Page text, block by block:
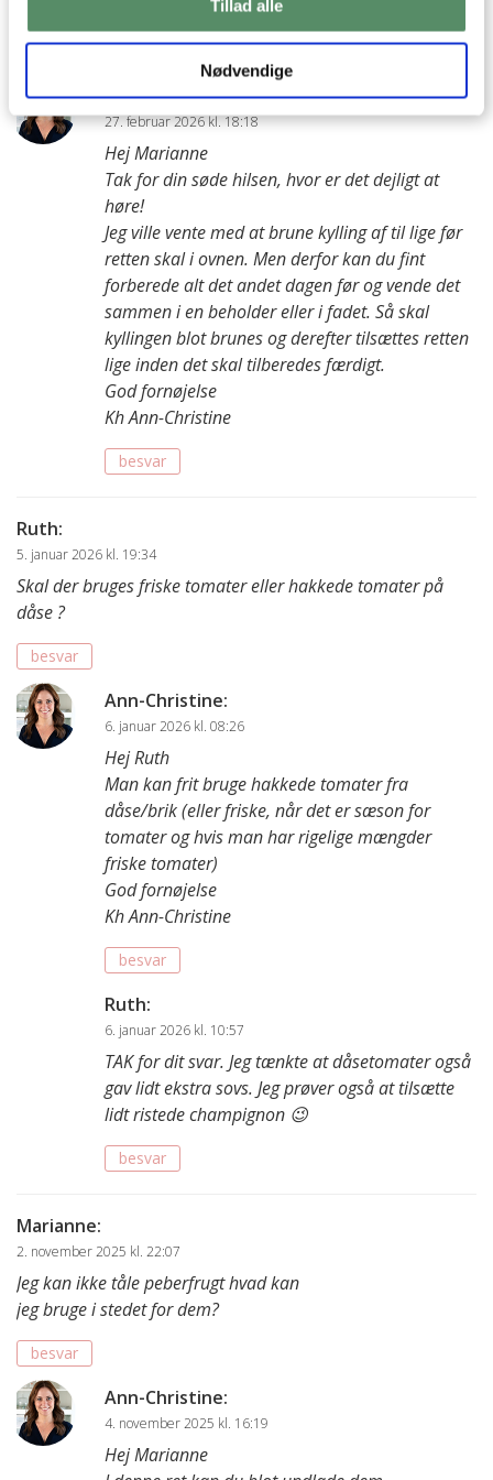
Tillad alle
Nødvendige
besvar
Ann-Christine:
27. februar 2026 kl. 18:18
Hej Marianne
Tak for din søde hilsen, hvor er det dejligt at
høre!
Jeg ville vente med at brune kylling af til lige før
retten skal i ovnen. Men derfor kan du fint
forberede alt det andet dagen før og vende det
sammen i en beholder eller i fadet. Så skal
kyllingen blot brunes og derefter tilsættes retten
lige inden det skal tilberedes færdigt.
God fornøjelse
Kh Ann-Christine
besvar
Ruth:
5. januar 2026 kl. 19:34
Skal der bruges friske tomater eller hakkede tomater på
dåse ?
besvar
Ann-Christine:
6. januar 2026 kl. 08:26
Hej Ruth
Man kan frit bruge hakkede tomater fra
dåse/brik (eller friske, når det er sæson for
tomater og hvis man har rigelige mængder
friske tomater)
God fornøjelse
Kh Ann-Christine
besvar
Ruth:
6. januar 2026 kl. 10:57
TAK for dit svar. Jeg tænkte at dåsetomater også
gav lidt ekstra sovs. Jeg prøver også at tilsætte
lidt ristede champignon 😉
besvar
Marianne:
2. november 2025 kl. 22:07
Jeg kan ikke tåle peberfrugt hvad kan
jeg bruge i stedet for dem?
besvar
Ann-Christine:
4. november 2025 kl. 16:19
Hej Marianne